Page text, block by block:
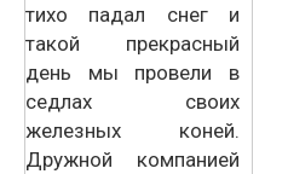
тихо падал снег и
такой прекрасный
день мы провели в
седлах своих
железных коней.
Дружной компанией